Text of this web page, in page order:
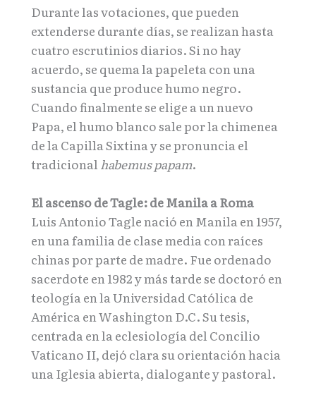
Durante las votaciones, que pueden
extenderse durante días, se realizan hasta
cuatro escrutinios diarios. Si no hay
acuerdo, se quema la papeleta con una
sustancia que produce humo negro.
Cuando finalmente se elige a un nuevo
Papa, el humo blanco sale por la chimenea
de la Capilla Sixtina y se pronuncia el
tradicional habemus papam.
El ascenso de Tagle: de Manila a Roma
Luis Antonio Tagle nació en Manila en 1957,
en una familia de clase media con raíces
chinas por parte de madre. Fue ordenado
sacerdote en 1982 y más tarde se doctoró en
teología en la Universidad Católica de
América en Washington D.C. Su tesis,
centrada en la eclesiología del Concilio
Vaticano II, dejó clara su orientación hacia
una Iglesia abierta, dialogante y pastoral.